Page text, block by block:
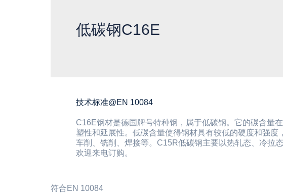
低碳钢C16E
技术标准@EN 10084
C16E钢材是德国牌号特种钢，属于低碳钢。它的碳含量
塑性和延展性。低碳含量使得钢材具有较低的硬度和强
车削、铣削、焊接等。C15R低碳钢主要以热轧态、冷拉
欢迎来电订购。
符合EN 10084